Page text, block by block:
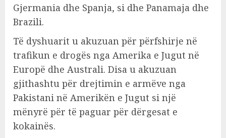
Gjermania dhe Spanja, si dhe Panamaja dhe
Brazili.
Të dyshuarit u akuzuan për përfshirje në
trafikun e drogës nga Amerika e Jugut në
Europë dhe Australi. Disa u akuzuan
gjithashtu për drejtimin e armëve nga
Pakistani në Amerikën e Jugut si një
mënyrë për të paguar për dërgesat e
kokainës.